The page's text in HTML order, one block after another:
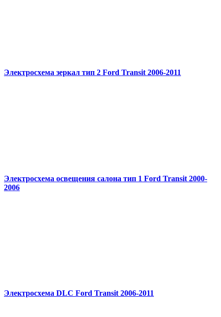
Электросхема зеркал тип 2 Ford Transit 2006-2011
Электросхема освещения салона тип 1 Ford Transit 2000-
2006
Электросхема DLC Ford Transit 2006-2011